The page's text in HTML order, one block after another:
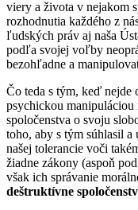
viery a života v nejakom
rozhodnutia každého z
ľudských práv aj naša
podľa svojej voľby
bezohľadne a
Čo teda s tým, keď nejde
psychickou manipuláciou
spoločenstva o svoju
toho, aby s tým súhlasil
našej tolerancie voči
žiadne zákony (aspoň
však ich správanie
deštruktívne